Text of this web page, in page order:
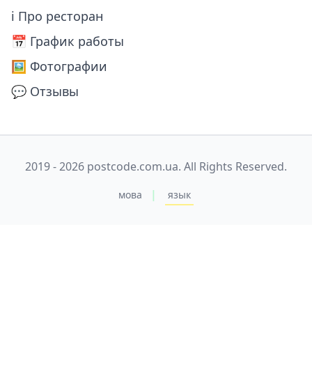
ℹ Про ресторан
📅️ График работы
🖼️ Фотографии
💬 Отзывы
2019 - 2026 postcode.com.ua. All Rights Reserved.
мова | язык